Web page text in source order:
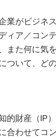
業がビジネ
ィア／コン
また何に気
ついて、ど
的財産（IP
合わせてコ